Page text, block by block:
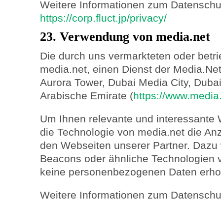
Weitere Informationen zum
https://corp.fluct.jp/privacy/
23. Verwendung von media.net
Die durch uns vermarkteten oder
media.net, einen Dienst der
Aurora Tower, Dubai Media City,
Arabische Emirate (https://
Um Ihnen relevante und interessante
die Technologie von media.net die
den Webseiten unserer Partner.
Beacons oder ähnliche Technologien
keine personenbezogenen Daten
Weitere Informationen zum